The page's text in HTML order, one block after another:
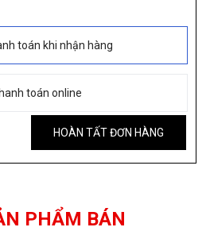
HOÀN TẤT ĐƠN HÀNG
toán khi nhận hàng
toán online
PHẨM BÁN